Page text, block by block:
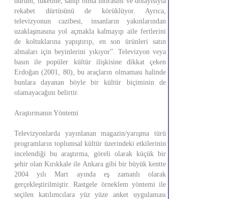
rekabet dürtüsünü de körüklüyor. Ayrıca,
televizyonun cazibesi, insanların yakınlarından
uzaklaşmasına yol açmakla kalmayıp aile fertlerini
de koltuklarına yapıştırıp, en son ürünleri satın
almaları için beyinlerini yıkıyor”. Televizyon veya
basın ile popüler kültür ilişkisine dikkat çeken
Erdoğan (2001, 80), bu araçların olmaması halinde
bunlara dayanan böyle bir kültür biçiminin de
olamayacağını belirtir.
Araştırmanın Yöntemi
Televizyonlarda yayınlanan magazin/yarışma türü
programların toplumsal kültür üzerindeki etkilerinin
incelendiği bu araştırma, göreli olarak küçük bir
şehir olan Kırıkkale ile Ankara gibi bir büyük kentte
2004 yılı Mart ayında eş zamanlı olarak
gerçekleştirilmiştir. Rastgele örneklem yöntemi ile
seçilen katılımcılara yüz yüze anket uygulaması